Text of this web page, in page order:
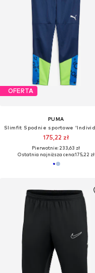
OFERTA
PUMA
175,22 zł
Pierwotnie: 233,63 zł
Ostatnia najniższa cena:175,22 zł